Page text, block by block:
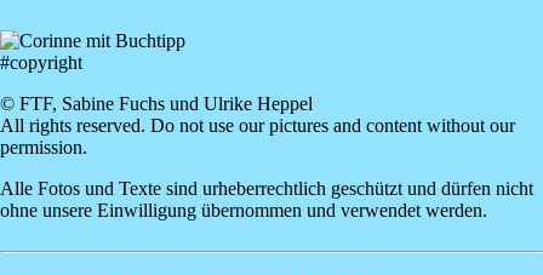
#copyright
© FTF, Sabine Fuchs und Ulrike Heppel
All rights reserved. Do not use our pictures and content without our
permission.
Alle Fotos und Texte sind urheberrechtlich geschützt und dürfen nicht
ohne unsere Einwilligung übernommen und verwendet werden.